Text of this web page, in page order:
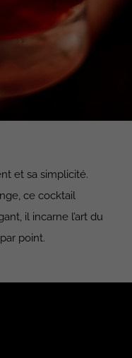
et sa simplicité.
ce cocktail
il incarne l’art du
point.